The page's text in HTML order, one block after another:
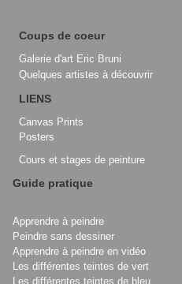
Coups de coeur
Galerie d'art Eric Bruni
Quelques artistes à découvrir
LIENS
Canvas Prints
Posters
Cours et stages de peinture
Guide pratique
Apprendre à peindre
Peindre sans dessiner
Apprendre à peindre en vidéo
Les différentes teintes de vert
Les différentes teintes de bleu